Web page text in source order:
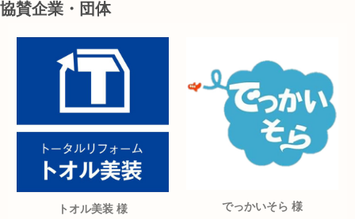
協賛企業・団体
トオル美装 様 でっかいそら 様